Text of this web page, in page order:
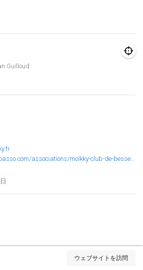
リストを表示
Guilloud
ウェブサイトを訪問
2026 - Doubles
ZMGZEG
ハンガリー
2026 - Singles
ポーランド